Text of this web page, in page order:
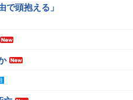
で頭抱える」